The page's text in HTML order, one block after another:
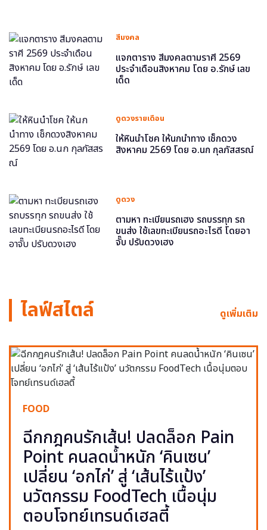
สีมงคล
แจกตาราง สีมงคลตามราศี 2569
ประจำเดือนสิงหาคม โดย อ.รักษ์ เลข
เด็ด
ดูดวงรายเดือน
ให้หินนำโชค ให้นกนำทาง เช็กดวง
สิงหาคม 2569 โดย อ.นก กุลภัสสรณ์
ดูดวง
ตามหา ทะเบียนรถเฮง รถบรรทุก รถ
ขนส่ง ใช้เลขทะเบียนรถอะไรดี โดยอา
จั๊บ ปรับดวงเฮง
ไลฟ์สไตล์ ดูเพิ่มเติม
FOOD
ฉีกกฎคนรักเส้น! ปลดล็อก Pain
Point คนลดน้ำหนัก ‘คินเซน’
เปลี่ยน ‘อกไก่’ สู่ ‘เส้นไร้แป้ง’
นวัตกรรม FoodTech เนื้อนุ่ม
ตอบโจทย์เทรนด์เฮลตี้